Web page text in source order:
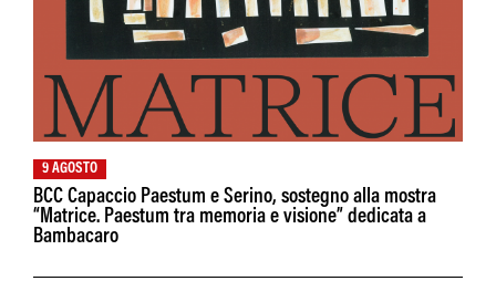
9 AGOSTO
BCC Capaccio Paestum e Serino, sostegno alla mostra
“Matrice. Paestum tra memoria e visione” dedicata a
Bambacaro